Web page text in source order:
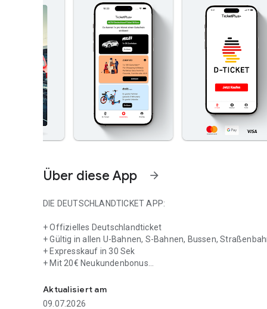
Über diese App arrow_forward
DIE DEUTSCHLANDTICKET APP:
+ Offizielles Deutschlandticket
+ Gültig in allen U-Bahnen, S-Bahnen, Bussen,
+ Expresskauf in 30 Sek
+ Mit 20€ Neukundenbonus
+ Gratis E-Bikes & Carsharing
+ Zahle mit Google Pay
Aktualisiert am
09.07.2026